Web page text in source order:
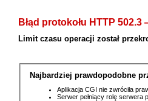
Błąd protokołu HTTP
Limit czasu operacji został
Najbardziej prawdopodobne
Aplikacja CGI nie zwróciła
Serwer pełniący rolę serwera